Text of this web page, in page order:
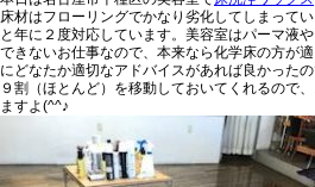
床材はフローリングでかなり劣化してしまってい
と年に２度対応しています。美容室はパーマ液
できないお仕事なので、本来なら化学床の方が
にどなたか適切なアドバイスがあれば良かった
９割（ほとんど）を移動しておいてくれるので
ますよ(^^♪